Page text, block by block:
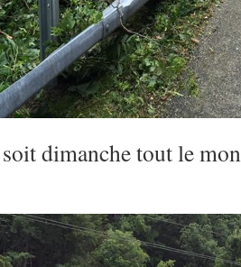
dimanche tout le